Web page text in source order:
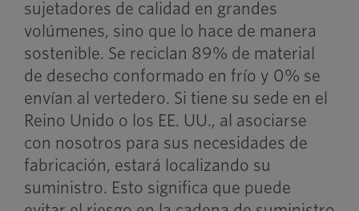
sujetadores de calidad en grandes
volúmenes, sino que lo hace de manera
sostenible. Se reciclan 89% de material
de desecho conformado en frío y 0% se
envían al vertedero. Si tiene su sede en el
Reino Unido o los EE. UU., al asociarse
con nosotros para sus necesidades de
fabricación, estará localizando su
suministro. Esto significa que puede